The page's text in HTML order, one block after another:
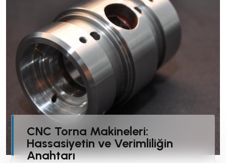
CNC Torna Makineleri:
Hassasiyetin ve Verimliliğin
Anahtarı